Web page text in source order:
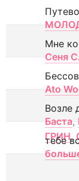
Мне
Сеня
Ato
Возле
Баста,
ГРИН,
тебе